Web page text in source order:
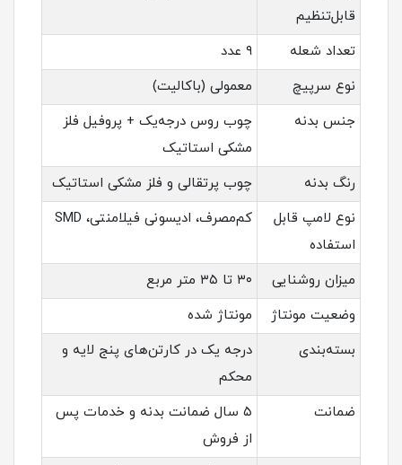
قابل‌تنظیم
تعداد شعله
۹ عدد
نوع سرپیچ
معمولی (باکالیت)
جنس بدنه
چوب روس درجه‌یک + پروفیل فلز
مشکی استاتیک
رنگ بدنه
چوب پرتقالی و فلز مشکی استاتیک
نوع لامپ قابل
استفاده
کم‌مصرف، ادیسونی فیلامنتی، SMD
میزان روشنایی
۳۰ تا ۳۵ متر مربع
وضعیت مونتاژ
مونتاژ شده
بسته‌بندی
درجه یک در کارتن‌های پنج لایه و
محکم
ضمانت
۵ سال ضمانت بدنه و خدمات پس
از فروش